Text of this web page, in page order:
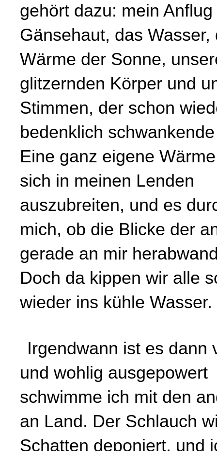
gehört dazu: mein
Gänsehaut, das Wasser,
Wärme der Sonne,
glitzernden Körper und
Stimmen, der schon
bedenklich
Eine ganz eigene
sich in meinen Lenden
auszubreiten, und es
mich, ob die Blicke der
gerade an mir
Doch da kippen wir alle
wieder ins kühle Wasser.
Irgendwann ist es dann
und wohlig ausgepowert
schwimme ich mit den
an Land. Der Schlauch
Schatten deponiert, und